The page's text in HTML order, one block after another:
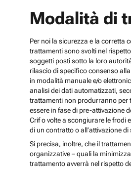
Modalità di
Per noi la sicurezza e la corretta
trattamenti sono svolti nel
soggetti posti sotto la loro
rilascio di specifico consenso
in modalità manuale e/o
analisi dei dati automatizzati,
trattamenti non produrranno per
essere in fase di pre-attivazione
Crif o volte a scongiurare le frodi
di un contratto o all’attivazione
Si precisa, inoltre, che il
organizzative – quali la
trattamento avverrà nel rispetto